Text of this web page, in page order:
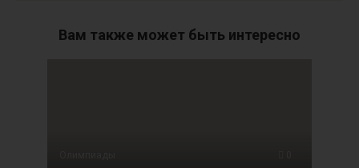
Вам также может быть интересно